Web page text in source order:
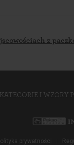
z
KATEGORIE I WZORY
prywatności